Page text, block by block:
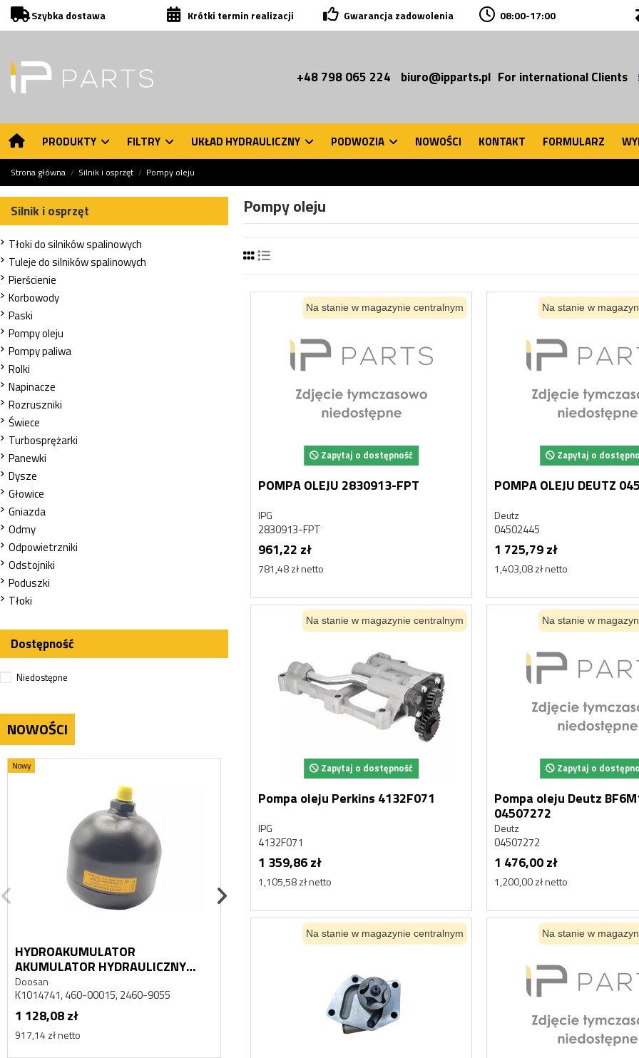
Szybka dostawa Krótki termin realizacji Gwarancja zadowolenia 08:00-17:00
+48 798 065 224 biuro@ipparts.pl For international Clients
PRODUKTY FILTRY UKŁAD HYDRAULICZNY PODWOZIA NOWOŚCI KONTAKT FORMULARZ
Strona główna Silnik i osprzęt Pompy oleju
Pompy oleju
Na stanie w magazynie centralnym
Zapytaj o dostępność
POMPA OLEJU 2830913-FPT
IPG
2830913-FPT
961,22 zł
781,48 zł netto
Na stanie w
Zapytaj o
POMPA OLEJU DEUTZ
Deutz
04502445
1 725,79 zł
1,403,08 zł netto
Na stanie w magazynie centralnym
Zapytaj o dostępność
Pompa oleju Perkins 4132F071
IPG
4132F071
1 359,86 zł
1,105,58 zł netto
Na stanie w
Zapytaj o
Pompa oleju Deutz
04507272
Deutz
04507272
1 476,00 zł
1,200,00 zł netto
Na stanie w magazynie centralnym Na stanie w
Silnik i osprzęt
Tłoki do silników spalinowych
Tuleje do silników spalinowych
Pierścienie
Korbowody
Paski
Pompy oleju
Pompy paliwa
Rolki
Napinacze
Rozruszniki
Świece
Turbosprężarki
Panewki
Dysze
Głowice
Gniazda
Odmy
Odpowietrzniki
Odstojniki
Poduszki
Tłoki
Dostępność
Niedostępne
NOWOŚCI
Nowy
HYDROAKUMULATOR
AKUMULATOR HYDRAULICZNY
DAEWOO DOOSAN MEGA 500
Doosan
K1014741, 460-00015, 2460-9055
1 128,08 zł
917,14 zł netto
HYDROAKUMULATOR
DAEWOO DOOSAN MEGA 400
K1014741, 460-00015, 2460-9055
HYDROAKUMULATOR
AKUMULATOR
DAEWOO DOOSAN MEGA 300
K1014741, 460-00015, 2460-9055
1 128,08 zł